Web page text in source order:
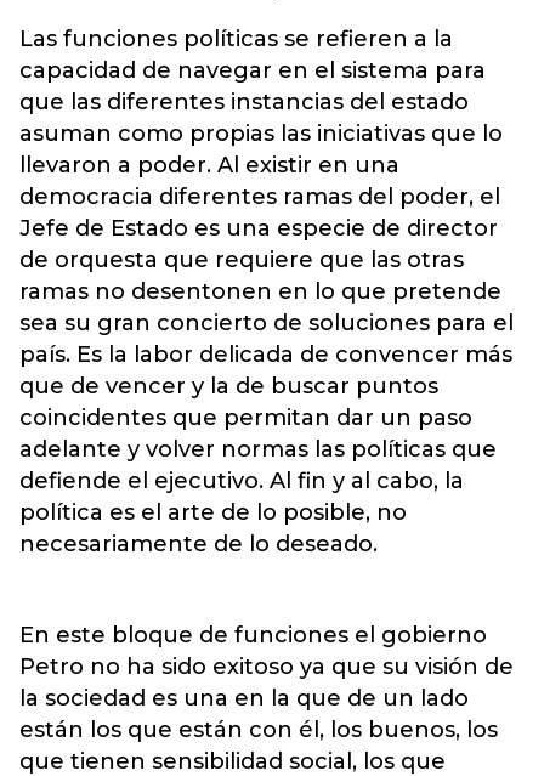
Las funciones políticas se refieren a la
capacidad de navegar en el sistema para
que las diferentes instancias del estado
asuman como propias las iniciativas que lo
llevaron a poder. Al existir en una
democracia diferentes ramas del poder, el
Jefe de Estado es una especie de director
de orquesta que requiere que las otras
ramas no desentonen en lo que pretende
sea su gran concierto de soluciones para el
país. Es la labor delicada de convencer más
que de vencer y la de buscar puntos
coincidentes que permitan dar un paso
adelante y volver normas las políticas que
defiende el ejecutivo. Al fin y al cabo, la
política es el arte de lo posible, no
necesariamente de lo deseado.
En este bloque de funciones el gobierno
Petro no ha sido exitoso ya que su visión de
la sociedad es una en la que de un lado
están los que están con él, los buenos, los
que tienen sensibilidad social, los que